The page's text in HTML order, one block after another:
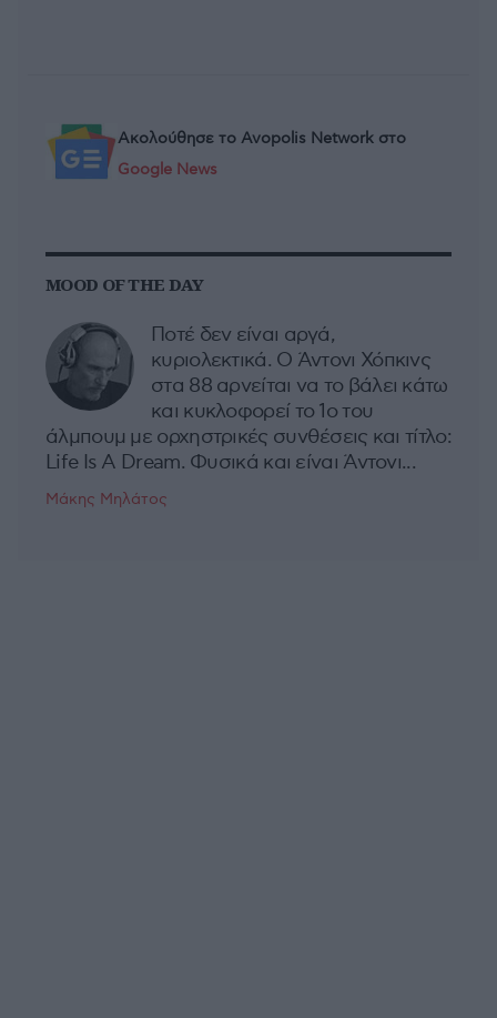
Ακολούθησε το Avopolis Network στο
Google News
MOOD OF THE DAY
Ποτέ δεν είναι αργά,
κυριολεκτικά. Ο Άντονι Χόπκινς
στα 88 αρνείται να το βάλει κάτω
και κυκλοφορεί το 1ο του
άλμπουμ με ορχηστρικές συνθέσεις και τίτλο:
Life Is A Dream. Φυσικά και είναι Άντονι...
Μάκης Μηλάτος